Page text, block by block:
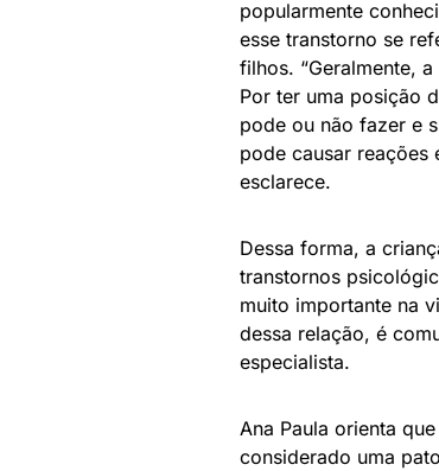
popularmente
esse transtorno se
filhos. “Geralmente,
Por ter uma posição
pode ou não fazer e
pode causar reações
esclarece.
Dessa forma, a
transtornos
muito importante na
dessa relação, é
especialista.
Ana Paula orienta
considerado uma